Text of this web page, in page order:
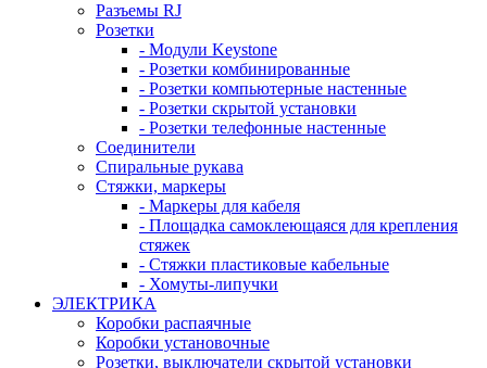
Разъемы RJ
Розетки
- Модули Keystone
- Розетки комбинированные
- Розетки компьютерные настенные
- Розетки скрытой установки
- Розетки телефонные настенные
Соединители
Спиральные рукава
Стяжки, маркеры
- Маркеры для кабеля
- Площадка самоклеющаяся для крепления
стяжек
- Стяжки пластиковые кабельные
- Хомуты-липучки
ЭЛЕКТРИКА
Коробки распаячные
Коробки установочные
Розетки, выключатели скрытой установки